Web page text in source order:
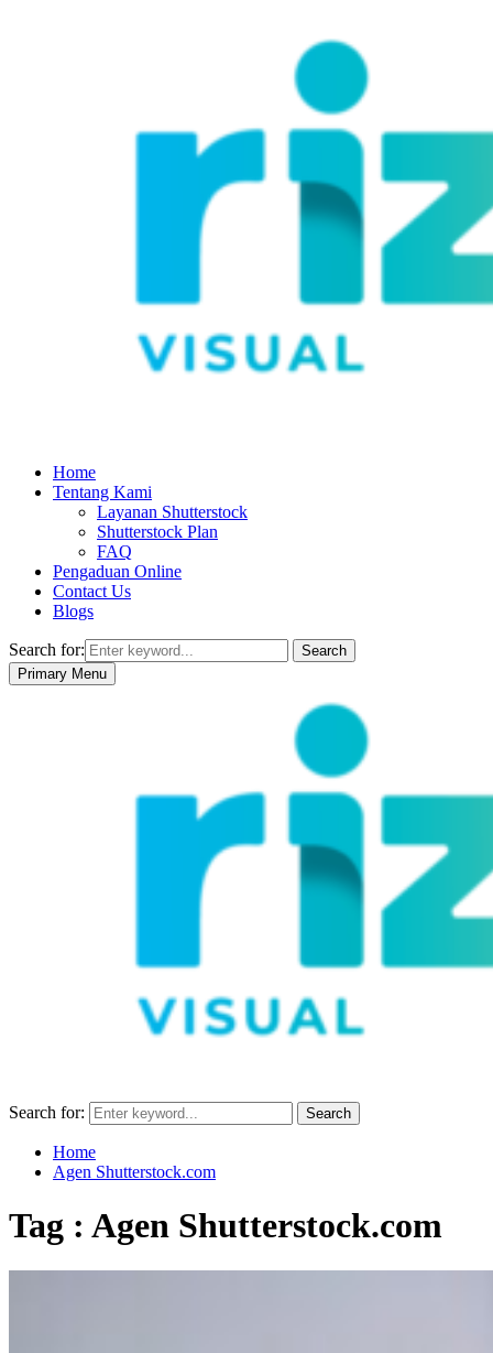
Home
Tentang Kami
Layanan Shutterstock
Shutterstock Plan
FAQ
Pengaduan Online
Contact Us
Blogs
Search for:
Search
Primary Menu
Search for: Search
Home
Agen Shutterstock.com
Tag : Agen Shutterstock.com